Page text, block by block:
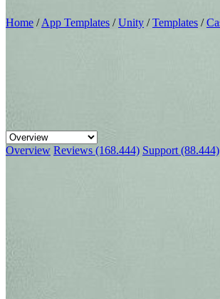
Home /App Templates /Unity /Templates /
Overview Reviews (168.444) Support (88.444)